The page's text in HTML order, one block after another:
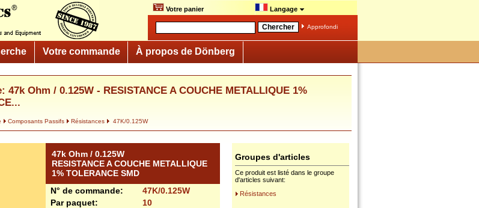
Votre panier Langage
Approfondi
Votre commande À propos de Dönberg
47k Ohm / 0.125W - RESISTANCE A COUCHE METALLIQUE 1%
Composants Passifs Résistances 47K/0.125W
47k Ohm / 0.125W
RESISTANCE A COUCHE METALLIQUE
1% TOLERANCE SMD
N° de commande:
47K/0.125W
Par paquet:
10
Groupes d'articles
Ce produit est listé dans le groupe
d'articles suivant:
Résistances